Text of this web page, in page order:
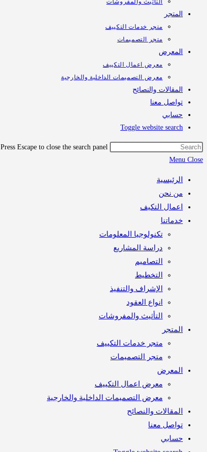
التأثيث والمفروشات
المتجر
متجر خدمات التكييف
متجر التصميمات
المعرض
معرض اعمال التكييف
معرض التصميمات الداخلية والخارجية
المقالات والنصائح
تواصل معنا
حسابي
Toggle website search
Press Escape to close the search panel.
Menu Close
الرئيسية
من نحن
اعمال التكيف
خدماتنا
تكنولوجيا المعلومات
دراسة المشاريع
التصاميم
التخطيط
الإشراف والتنفيذ
انواع العقود
التأثيث والمفروشات
المتجر
متجر خدمات التكييف
متجر التصميمات
المعرض
معرض اعمال التكييف
معرض التصميمات الداخلية والخارجية
المقالات والنصائح
تواصل معنا
حسابي